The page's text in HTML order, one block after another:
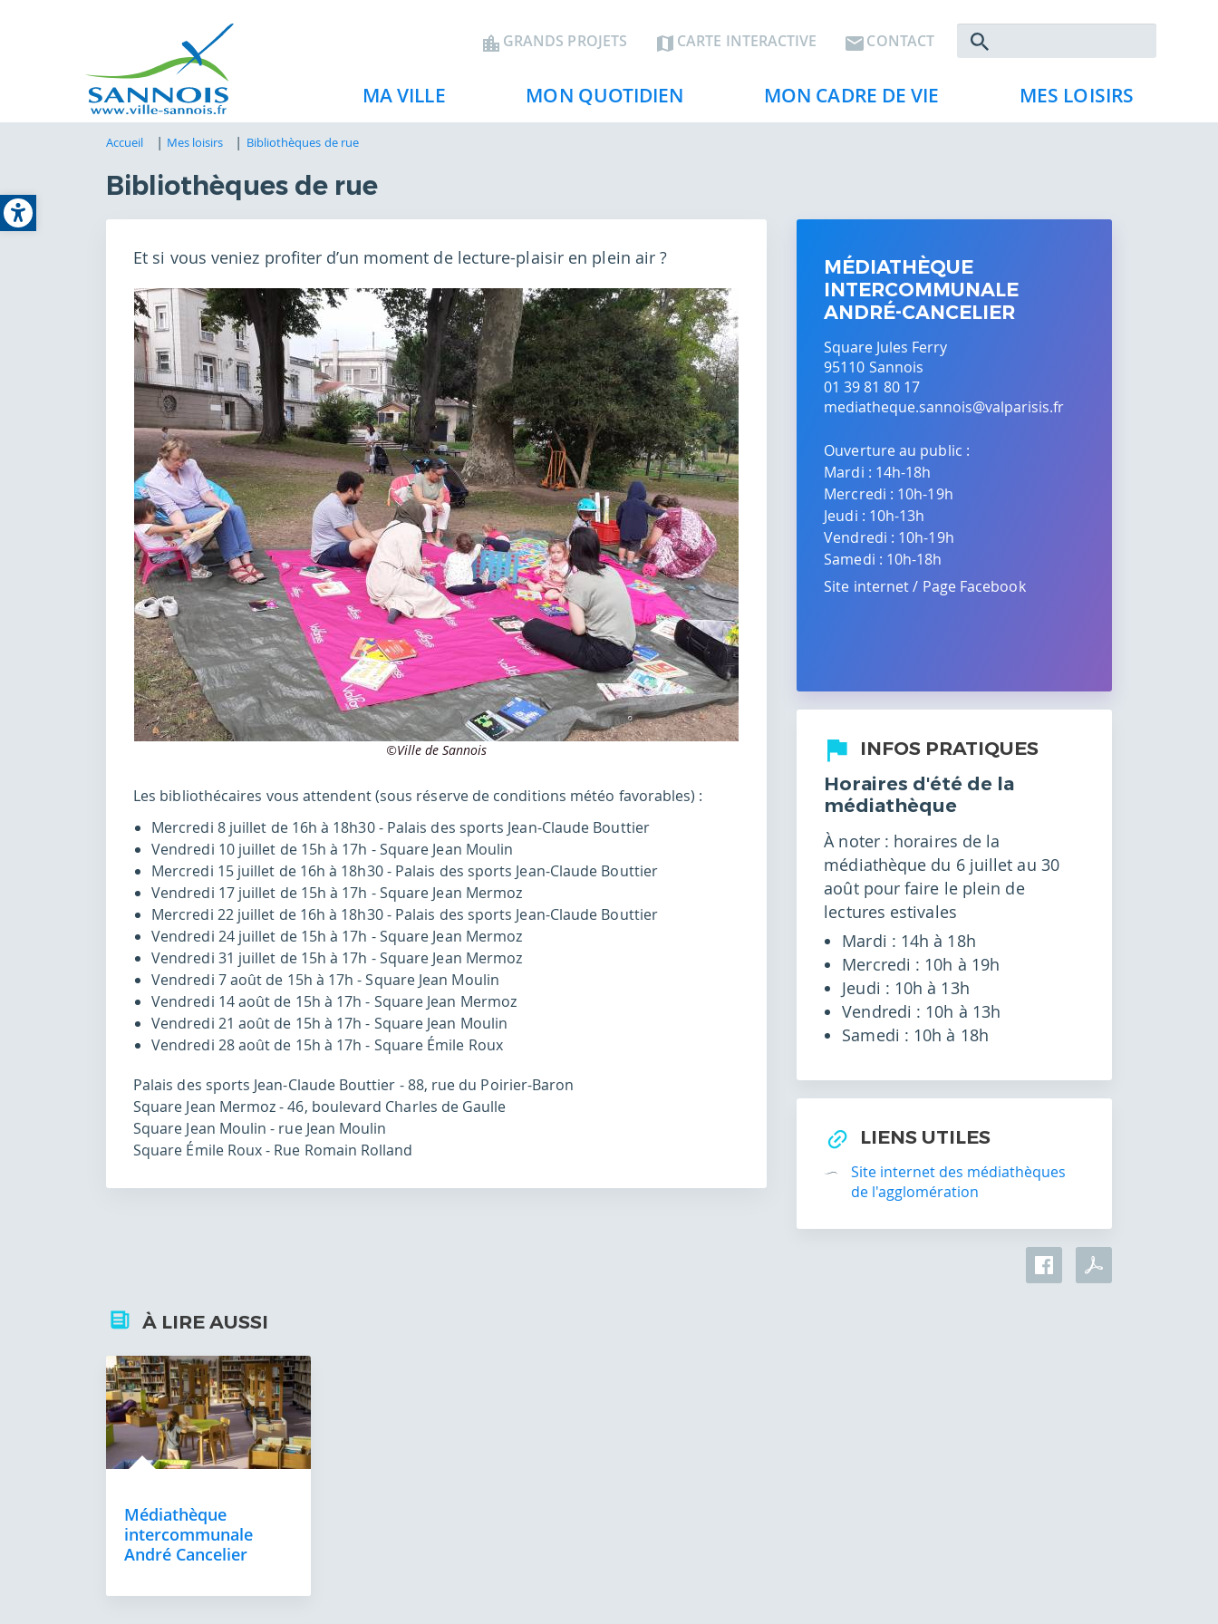
Open toolbar
au
contenu
Rechercher
En-GRANDS PROJETS CARTE INTERACTIVE CONTACT
MA VILLE MON QUOTIDIEN MON CADRE DE VIE MES LOISIRS
Accueil Mes loisirs Bibliothèques de rue
Bibliothèques de rue
Et si vous veniez profiter d’un moment de lecture-plaisir en plein air ?
©Ville de Sannois
Les bibliothécaires vous attendent (sous réserve de conditions météo favorables) :
Mercredi 8 juillet de 16h à 18h30 - Palais des sports Jean-Claude Bouttier
Vendredi 10 juillet de 15h à 17h - Square Jean Moulin
Mercredi 15 juillet de 16h à 18h30 - Palais des sports Jean-Claude Bouttier
Vendredi 17 juillet de 15h à 17h - Square Jean Mermoz
Mercredi 22 juillet de 16h à 18h30 - Palais des sports Jean-Claude Bouttier
Vendredi 24 juillet de 15h à 17h - Square Jean Mermoz
Vendredi 31 juillet de 15h à 17h - Square Jean Mermoz
Vendredi 7 août de 15h à 17h - Square Jean Moulin
Vendredi 14 août de 15h à 17h - Square Jean Mermoz
Vendredi 21 août de 15h à 17h - Square Jean Moulin
Vendredi 28 août de 15h à 17h - Square Émile Roux
Palais des sports Jean-Claude Bouttier - 88, rue du Poirier-Baron
Square Jean Mermoz - 46, boulevard Charles de Gaulle
Square Jean Moulin - rue Jean Moulin
Square Émile Roux - Rue Romain Rolland
MÉDIATHÈQUE
INTERCOMMUNALE
ANDRÉ-CANCELIER
Square Jules Ferry
95110 Sannois
01 39 81 80 17
mediatheque.sannois@valparisis.fr
Ouverture au public :
Mardi : 14h-18h
Mercredi : 10h-19h
Jeudi : 10h-13h
Vendredi : 10h-19h
Samedi : 10h-18h
Site internet/ Page Facebook
INFOS PRATIQUES
Horaires d'été de la
médiathèque
À noter : horaires de la
médiathèque du 6 juillet au 30
août pour faire le plein de
lectures estivales
Mardi : 14h à 18h
Mercredi : 10h à 19h
Jeudi : 10h à 13h
Vendredi : 10h à 13h
Samedi : 10h à 18h
LIENS UTILES
Site internet des médiathèques
de l'agglomération
À LIRE AUSSI
Médiathèque
intercommunale
André Cancelier